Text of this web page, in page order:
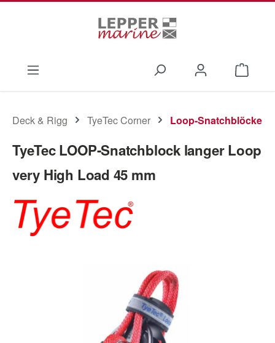
Deck & Rigg TyeTec Corner Loop-Snatchblöcke
TyeTec LOOP-Snatchblock langer Loop
very High Load 45 mm